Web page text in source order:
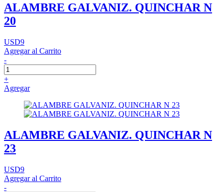
ALAMBRE GALVANIZ. QUINCHAR N
20
USD9
Agregar al Carrito
-
+
Agregar
ALAMBRE GALVANIZ. QUINCHAR N
23
USD9
Agregar al Carrito
-